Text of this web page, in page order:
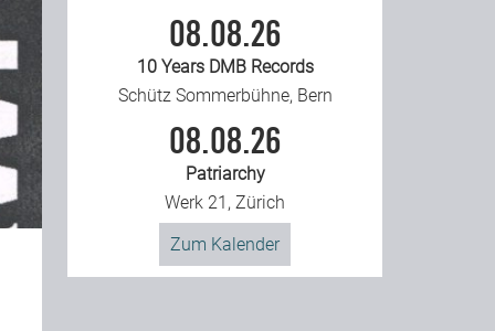
08.08.26
10 Years DMB Records
Schütz Sommerbühne, Bern
08.08.26
Patriarchy
Werk 21, Zürich
Zum Kalender